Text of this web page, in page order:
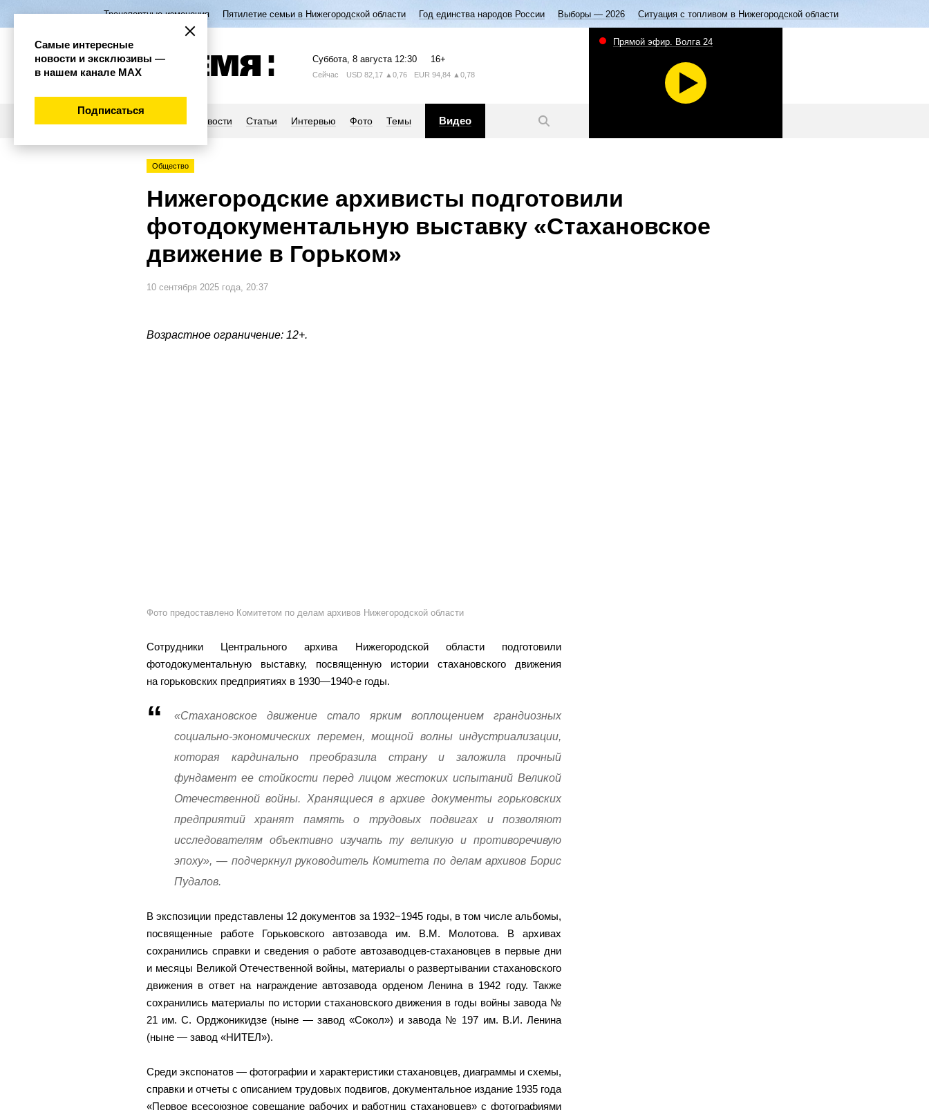
Транспортные изменения Пятилетие семьи в Нижегородской области Год единства народов России Выборы — 2026 Ситуация с топливом в Нижегородской области
Суббота, 8 августа 12:30 16+
Сейчас USD 82,17 ▲0,76 EUR 94,84 ▲0,78
Новости Статьи Интервью Фото Темы Видео
Прямой эфир. Волга 24
Общество
Нижегородские архивисты подготовили
фотодокументальную выставку «Стахановское
движение в Горьком»
10 сентября 2025 года, 20:37
Возрастное ограничение: 12+.
Фото предоставлено Комитетом по делам архивов Нижегородской области
Сотрудники Центрального архива Нижегородской области подготовили
фотодокументальную выставку, посвященную истории стахановского движения
на горьковских предприятиях в 1930—1940-е годы.
«Стахановское движение стало ярким воплощением грандиозных
социально-экономических перемен, мощной волны индустриализации,
которая кардинально преобразила страну и заложила прочный
фундамент ее стойкости перед лицом жестоких испытаний Великой
Отечественной войны. Хранящиеся в архиве документы горьковских
предприятий хранят память о трудовых подвигах и позволяют
исследователям объективно изучать ту великую и противоречивую
эпоху», — подчеркнул руководитель Комитета по делам архивов Борис
Пудалов.
В экспозиции представлены 12 документов за 1932−1945 годы, в том числе альбомы,
посвященные работе Горьковского автозавода им. В.М. Молотова. В архивах
сохранились справки и сведения о работе автозаводцев-стахановцев в первые дни
и месяцы Великой Отечественной войны, материалы о развертывании стахановского
движения в ответ на награждение автозавода орденом Ленина в 1942 году. Также
сохранились материалы по истории стахановского движения в годы войны завода №
21 им. С. Орджоникидзе (ныне — завод «Сокол») и завода № 197 им. В.И. Ленина
(ныне — завод «НИТЕЛ»).
Среди экспонатов — фотографии и характеристики стахановцев, диаграммы и схемы,
справки и отчеты с описанием трудовых подвигов, документальное издание 1935 года
«Первое всесоюзное совещание рабочих и работниц стахановцев» с фотографиями
Самые интересные
новости и эксклюзивы —
в нашем канале МАХ
Подписаться